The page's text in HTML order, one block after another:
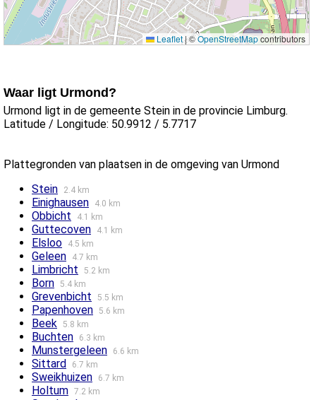
Leaflet|©OpenStreetMapcontributors
Waar ligt Urmond?
Urmond ligt in de gemeente Stein in de provincie Limburg.
Latitude / Longitude: 50.9912 / 5.7717
Plattegronden van plaatsen in de omgeving van Urmond
Stein
2.4 km
Einighausen 4.0 km
Obbicht 4.1 km
Guttecoven 4.1 km
Elsloo 4.5 km
Geleen 4.7 km
Limbricht 5.2 km
Born 5.4 km
Grevenbicht 5.5 km
Papenhoven 5.6 km
Beek 5.8 km
Buchten 6.3 km
Munstergeleen 6.6 km
Sittard 6.7 km
Sweikhuizen 6.7 km
Holtum 7.2 km